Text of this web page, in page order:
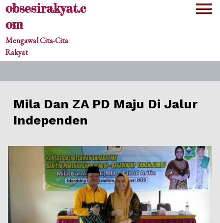
Skipobsesirakyat.c
om
Mengawal Cita-Cita
Rakyat
Mila Dan ZA PD Maju Di Jalur
Independen